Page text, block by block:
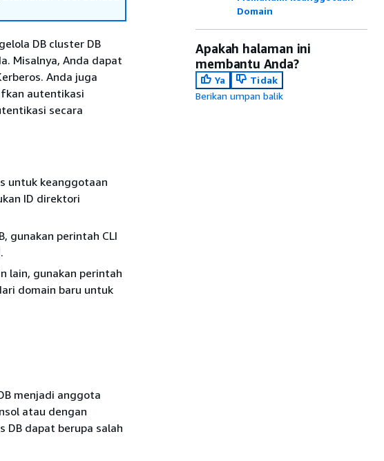
DB cluster DB
Misalnya, Anda dapat
Anda juga
autentikasi
secara
untuk keanggotaan
ID direktori
gunakan perintah CLI
.
lain, gunakan perintah
domain baru untuk
menjadi anggota
atau dengan
DB dapat berupa salah
Domain
Apakah halaman ini
membantu Anda?
Ya
Tidak
Berikan umpan balik